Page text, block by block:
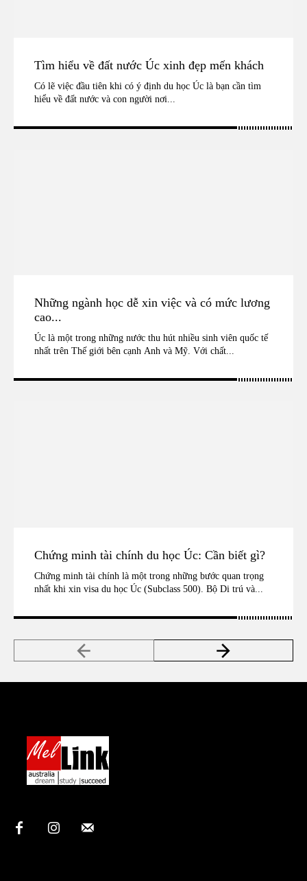
Tìm hiểu về đất nước Úc xinh đẹp mến khách
Có lẽ việc đầu tiên khi có ý định du học Úc là bạn cần tìm
hiểu về đất nước và con người nơi...
Những ngành học dễ xin việc và có mức lương
cao...
Úc là một trong những nước thu hút nhiều sinh viên quốc tế
nhất trên Thế giới bên cạnh Anh và Mỹ. Với chất...
Chứng minh tài chính du học Úc: Cần biết gì?
Chứng minh tài chính là một trong những bước quan trọng
nhất khi xin visa du học Úc (Subclass 500). Bộ Di trú và...